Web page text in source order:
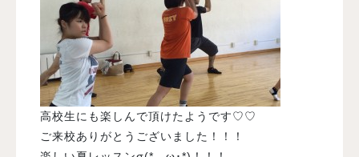
高校生にも楽しんで頂けたようです♡♡
ご来校ありがとうございました！！！